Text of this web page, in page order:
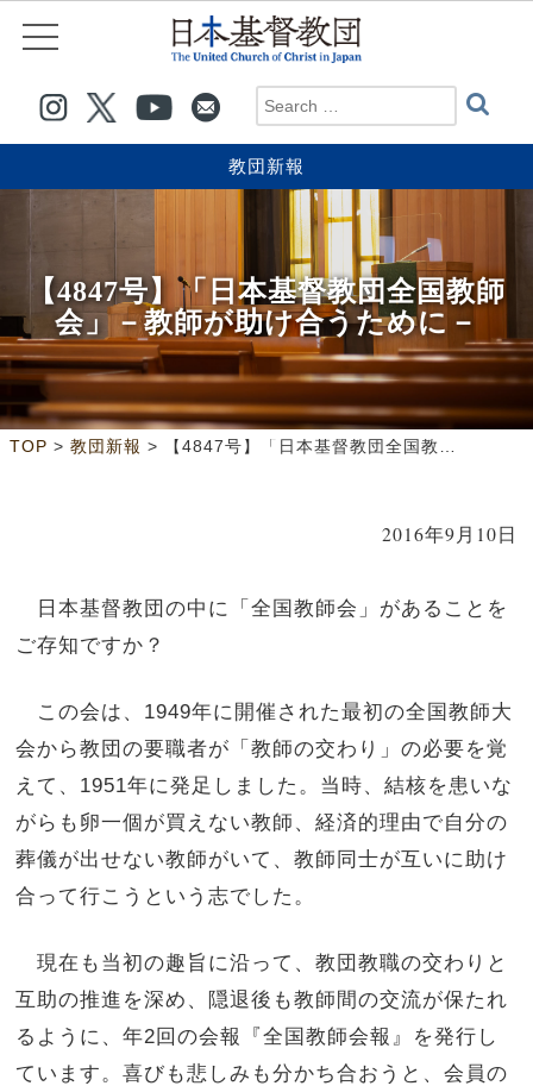
教団新報
【4847号】「日本基督教団全国教師
会」－教師が助け合うために－
TOP > 教団新報 > 【4847号】「日本基督教団全国教師会」－教師が助け合うために－
2016年9月10日
日本基督教団の中に「全国教師会」があることを
ご存知ですか？
この会は、1949年に開催された最初の全国教師大
会から教団の要職者が「教師の交わり」の必要を覚
えて、1951年に発足しました。当時、結核を患いな
がらも卵一個が買えない教師、経済的理由で自分の
葬儀が出せない教師がいて、教師同士が互いに助け
合って行こうという志でした。
現在も当初の趣旨に沿って、教団教職の交わりと
互助の推進を深め、隠退後も教師間の交流が保たれ
るように、年2回の会報『全国教師会報』を発行し
ています。喜びも悲しみも分かち合おうと、会員の